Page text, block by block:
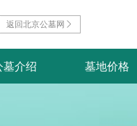
返回北京公墓网
墓介绍 墓地价格